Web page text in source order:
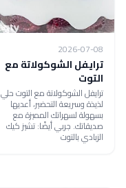
2026-07-08
ترايفل الشوكولاتة مع
التوت
ترايفل الشوكولاتة مع التوت حلي
لذيذة وسريعة التحضير، أعديها
بسهولة لسهراتك المميزة مع
صديقاتك. جربي أيضًا: تشيز كيك
الزبادي بالتوت